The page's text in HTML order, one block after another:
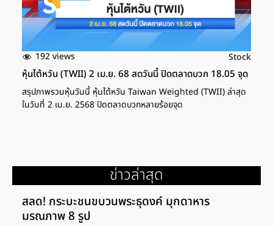
192 views Stock
หุ้นไต้หวัน (TWII) 2 เม.ย.​ 68 สดวันนี้ ปิดตลาดบวก 18.05 จุด
สรุปภาพรวมหุ้นวันนี้ หุ้นไต้หวัน Taiwan Weighted (TWII) ล่าสุด
ในวันที่ 2 เม.ย. 2568 ปิดตลาดบวกหลายร้อยจุด
ข่าวล่าสุด
สลด! กระบะชนขบวนพระธุดงค์ มุกดาหาร
มรณภาพ 8 รูป